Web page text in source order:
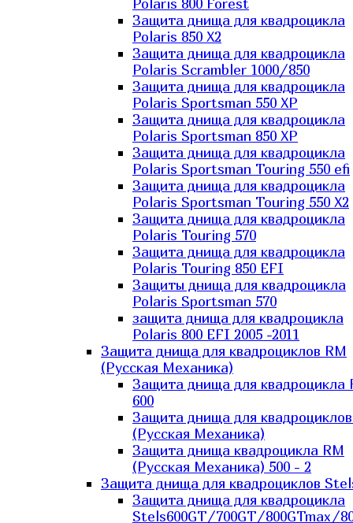
Polaris 800 Forest
Защита днища для квадроцикла
Polaris 850 X2
Защита днища для квадроцикла
Polaris Scrambler 1000/850
Защита днища для квадроцикла
Polaris Sportsman 550 XP
Защита днища для квадроцикла
Polaris Sportsman 850 XP
Защита днища для квадроцикла
Polaris Sportsman Touring 550 efi
Защита днища для квадроцикла
Polaris Sportsman Touring 550 X2
Защита днища для квадроцикла
Polaris Touring 570
Защита днища для квадроцикла
Polaris Touring 850 EFI
Защиты днища для квадроцикла
Polaris Sportsman 570
защита днища для квадроцикла
Polaris 800 EFI 2005 -2011
Защита днища для квадроциклов RM
(Русская Механика)
Защита днища для квадроцикла
600
Защита днища для
(Русская Механика)
Защита днища квадроцикла RM
(Русская Механика) 500 - 2
Защита днища для квадроциклов
Защита днища для квадроцикла
Stels600GT/700GT/800GTmax/